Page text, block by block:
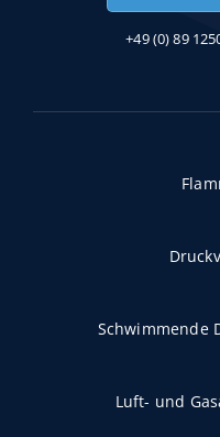
Schwimmende
Luft- und
+49 (0) 89